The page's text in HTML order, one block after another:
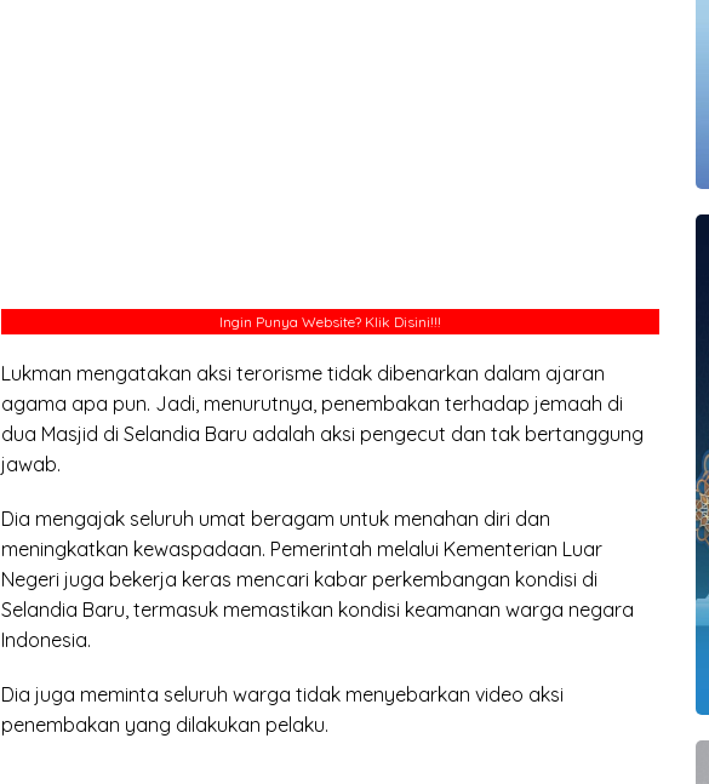
Ingin Punya Website? Klik Disini!!!
Lukman mengatakan aksi terorisme tidak dibenarkan dalam ajaran
agama apa pun. Jadi, menurutnya, penembakan terhadap jemaah di
dua Masjid di Selandia Baru adalah aksi pengecut dan tak bertanggung
jawab.
Dia mengajak seluruh umat beragam untuk menahan diri dan
meningkatkan kewaspadaan. Pemerintah melalui Kementerian Luar
Negeri juga bekerja keras mencari kabar perkembangan kondisi di
Selandia Baru, termasuk memastikan kondisi keamanan warga negara
Indonesia.
Dia juga meminta seluruh warga tidak menyebarkan video aksi
penembakan yang dilakukan pelaku.